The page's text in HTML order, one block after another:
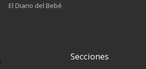
El Diario del Bebé
Secciones